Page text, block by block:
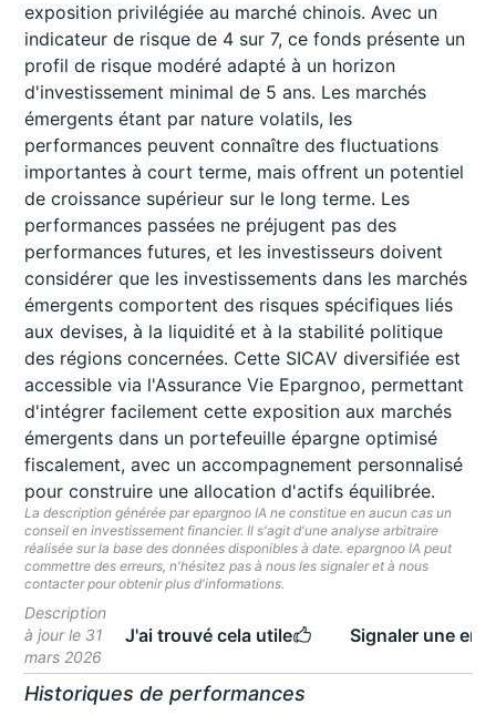
exposition privilégiée au marché chinois. Avec un
indicateur de risque de 4 sur 7, ce fonds présente un
profil de risque modéré adapté à un horizon
d'investissement minimal de 5 ans. Les marchés
émergents étant par nature volatils, les
performances peuvent connaître des fluctuations
importantes à court terme, mais offrent un potentiel
de croissance supérieur sur le long terme. Les
performances passées ne préjugent pas des
performances futures, et les investisseurs doivent
considérer que les investissements dans les marchés
émergents comportent des risques spécifiques liés
aux devises, à la liquidité et à la stabilité politique
des régions concernées. Cette SICAV diversifiée est
accessible via l'Assurance Vie Epargnoo, permettant
d'intégrer facilement cette exposition aux marchés
émergents dans un portefeuille épargne optimisé
fiscalement, avec un accompagnement personnalisé
pour construire une allocation d'actifs équilibrée.
La description générée par epargnoo IA ne constitue en aucun cas un
conseil en investissement financier. Il s'agit d'une analyse arbitraire
réalisée sur la base des données disponibles à date. epargnoo IA peut
commettre des erreurs, n'hésitez pas à nous les signaler et à nous
contacter pour obtenir plus d'informations.
Description
à jour le 31
mars 2026
J'ai trouvé cela utile Signaler une
Historiques de performances